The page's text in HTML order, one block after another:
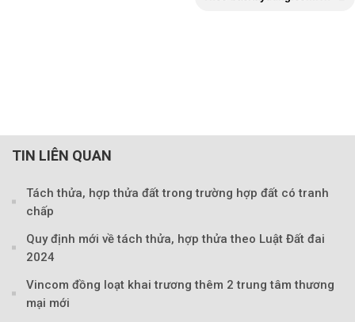
TIN LIÊN QUAN
Tách thửa, hợp thửa đất trong trường hợp đất có tranh
chấp
Quy định mới về tách thửa, hợp thửa theo Luật Đất đai
2024
Vincom đồng loạt khai trương thêm 2 trung tâm thương
mại mới